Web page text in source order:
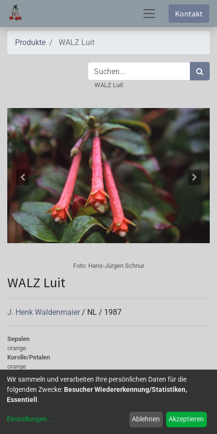
Kontakt
Produkte WALZ Luit
WALZ Luit
Foto: Hans-Jürgen Schnur
WALZ Luit
J. Henk Waldenmaier / NL / 1987
Sepalen
orange
Korolle/Petalen
orange
Knospe/Blüte
einfach, mittelgross
Wuchs
hängend
Eine hübsche Fuchsie mit starker Leuchtkraft.
Wir sammeln und verarbeiten Ihre persönlichen Daten für die
folgenden Zwecke: Besucher Wiedererkennung/Statistiken,
Essentiell .
Einstellungen... Ablehnen Akzeptieren